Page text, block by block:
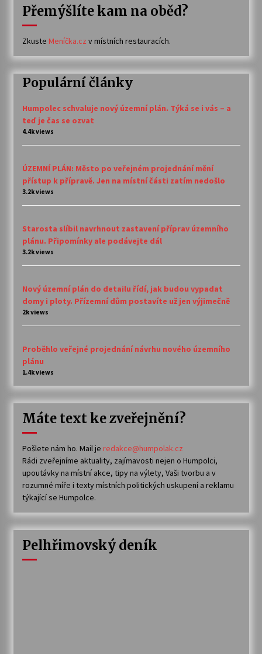
Přemýšlíte kam na oběd?
Zkuste Meníčka.cz v místních restauracích.
Populární články
Humpolec schvaluje nový územní plán. Týká se i vás – a
teď je čas se ozvat
4.4k views
ÚZEMNÍ PLÁN: Město po veřejném projednání mění
přístup k přípravě. Jen na místní části zatím nedošlo
3.2k views
Starosta slíbil navrhnout zastavení příprav územního
plánu. Připomínky ale podávejte dál
3.2k views
Nový územní plán do detailu řídí, jak budou vypadat
domy i ploty. Přízemní dům postavíte už jen výjimečně
2k views
Proběhlo veřejné projednání návrhu nového územního
plánu
1.4k views
Máte text ke zveřejnění?
Pošlete nám ho. Mail je redakce@humpolak.cz
Rádi zveřejníme aktuality, zajímavosti nejen o Humpolci,
upoutávky na místní akce, tipy na výlety, Vaši tvorbu a v
rozumné míře i texty místních politických uskupení a reklamu
týkající se Humpolce.
Pelhřimovský deník